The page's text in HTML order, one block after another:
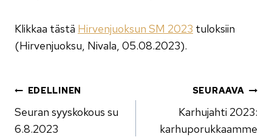
Klikkaa tästä Hirvenjuoksun SM 2023 tuloksiin
(Hirvenjuoksu, Nivala, 05.08.2023).
Artikkelien
selaus
EDELLINEN
Seuran syyskokous su
6.8.2023
SEURAAVA
Karhujahti 2023:
karhu­porukkaamme